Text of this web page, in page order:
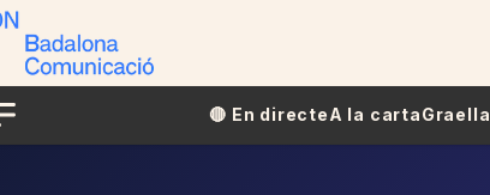
Menu
🔴​​ En directeA la cartaGraella